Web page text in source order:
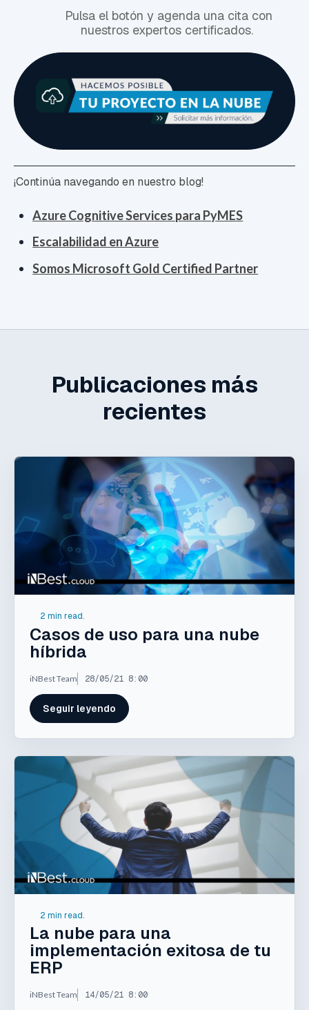
Pulsa el botón y agenda una cita con
nuestros expertos certificados.
¡Continúa navegando en nuestro blog!
Azure Cognitive Services para PyMES
Escalabilidad en Azure
Somos Microsoft Gold Certified Partner
Publicaciones más
recientes
2 min read.
Casos de uso para una nube
híbrida
iNBest Team 28/05/21 8:00
Seguir leyendo
2 min read.
La nube para una
implementación exitosa de tu
ERP
iNBest Team 14/05/21 8:00